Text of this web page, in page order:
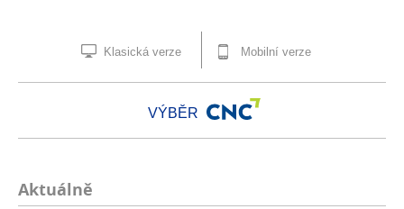
Klasická verze Mobilní verze
VÝBĚR
Aktuálně